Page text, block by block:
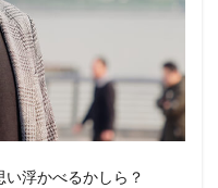
浮かべるかしら？